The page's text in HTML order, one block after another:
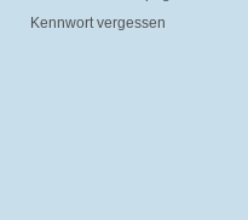
Kennwort vergessen